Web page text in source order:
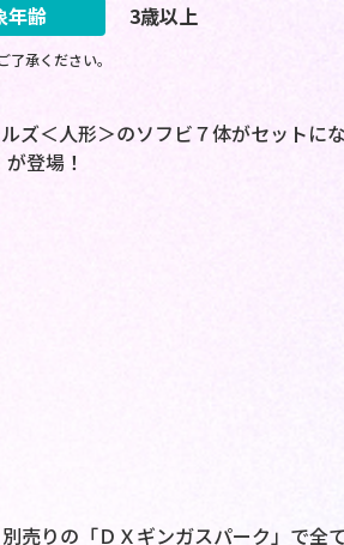
年齢
3歳以上
承ください。
ズ＜人形＞のソフビ７体がセットに
登場！
売りの「ＤＸギンガスパーク」で全